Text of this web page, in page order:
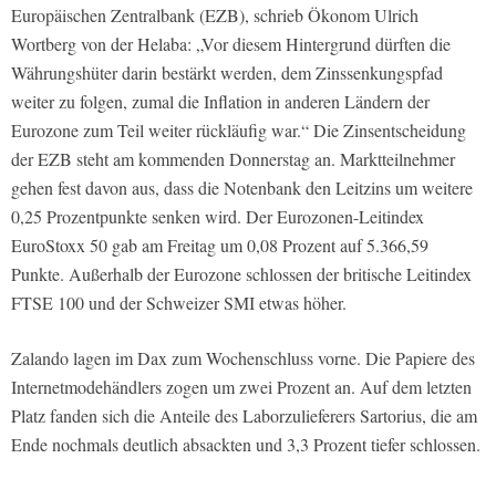
Europäischen Zentralbank (EZB), schrieb Ökonom Ulrich
Wortberg von der Helaba: „Vor diesem Hintergrund dürften die
Währungshüter darin bestärkt werden, dem Zinssenkungspfad
weiter zu folgen, zumal die Inflation in anderen Ländern der
Eurozone zum Teil weiter rückläufig war.“ Die Zinsentscheidung
der EZB steht am kommenden Donnerstag an. Marktteilnehmer
gehen fest davon aus, dass die Notenbank den Leitzins um weitere
0,25 Prozentpunkte senken wird. Der Eurozonen-Leitindex
EuroStoxx 50 gab am Freitag um 0,08 Prozent auf 5.366,59
Punkte. Außerhalb der Eurozone schlossen der britische Leitindex
FTSE 100 und der Schweizer SMI etwas höher.
Zalando lagen im Dax zum Wochenschluss vorne. Die Papiere des
Internetmodehändlers zogen um zwei Prozent an. Auf dem letzten
Platz fanden sich die Anteile des Laborzulieferers Sartorius, die am
Ende nochmals deutlich absackten und 3,3 Prozent tiefer schlossen.